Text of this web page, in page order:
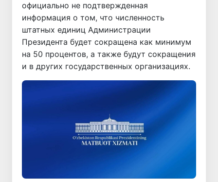
официально не подтвержденная
информация о том, что численность
штатных единиц Администрации
Президента будет сокращена как минимум
на 50 процентов, а также будут сокращения
и в других государственных организациях.